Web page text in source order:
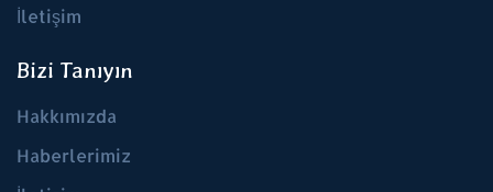
İletişim
Bizi Tanıyın
Hakkımızda
Haberlerimiz